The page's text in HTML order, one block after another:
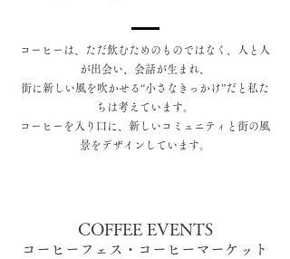
コーヒーは、ただ飲むためのものではなく、人と人
が出会い、会話が生まれ、
街に新しい風を吹かせる“小さなきっかけ”だと私た
ちは考えています。
コーヒーを入り口に、新しいコミュニティと街の風
景をデザインしています。
COFFEE EVENTS
​コーヒーフェス・コーヒーマーケット